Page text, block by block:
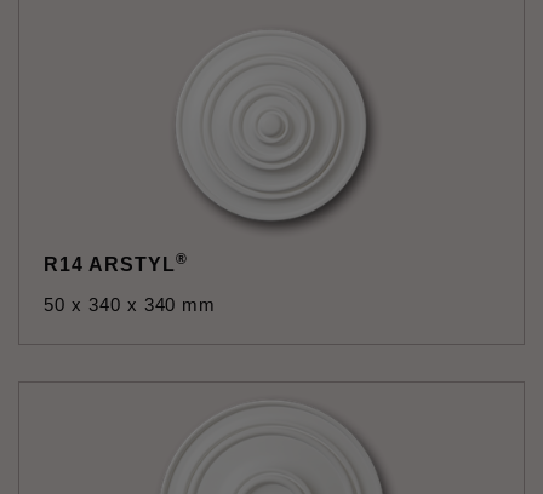
R14 ARSTYL®
50 x 340 x 340 mm